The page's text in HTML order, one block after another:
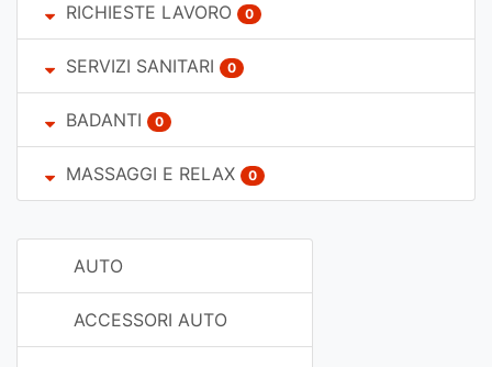
RICHIESTE LAVORO 0
SERVIZI SANITARI 0
BADANTI 0
MASSAGGI E RELAX 0
AUTO
ACCESSORI AUTO